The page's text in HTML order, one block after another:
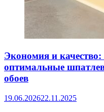
Экономия и
оптимальные
обоев
19.06.202622.11.2025